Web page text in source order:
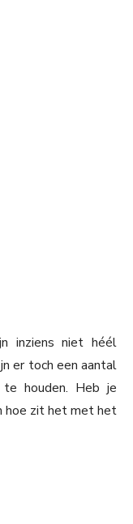
inziens niet héél
er toch een aantal
te houden. Heb je
hoe zit het met het